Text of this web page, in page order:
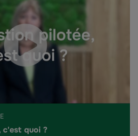
c'est quoi ?